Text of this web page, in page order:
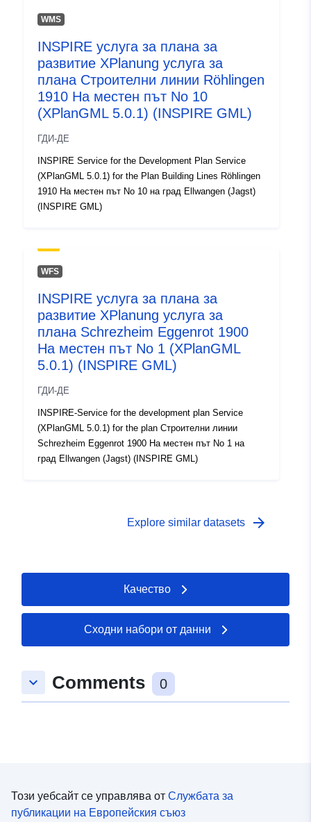
WMS
INSPIRE услуга за плана за
развитие XPlanung услуга за
плана Строителни линии Röhlingen
1910 На местен път No 10
(XPlanGML 5.0.1) (INSPIRE GML)
ГДИ-ДЕ
INSPIRE Service for the Development Plan Service
(XPlanGML 5.0.1) for the Plan Building Lines Röhlingen
1910 На местен път No 10 на град Ellwangen (Jagst)
(INSPIRE GML)
WFS
INSPIRE услуга за плана за
развитие XPlanung услуга за
плана Schrezheim Eggenrot 1900
На местен път No 1 (XPlanGML
5.0.1) (INSPIRE GML)
ГДИ-ДЕ
INSPIRE-Service for the development plan Service
(XPlanGML 5.0.1) for the plan Строителни линии
Schrezheim Eggenrot 1900 На местен път No 1 на
град Ellwangen (Jagst) (INSPIRE GML)
Explore similar datasets arrow_forward
Качество
Сходни набори от данни
keyboard_arrow_down Comments 0
Този уебсайт се управлява от Службата за
публикации на Европейския съюз